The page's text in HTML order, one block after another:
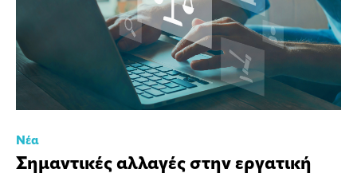
Νέα
Σημαντικές αλλαγές στην εργατική